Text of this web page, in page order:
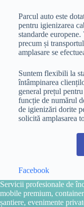
Parcul auto este
pentru igienizarea
standarde
precum și
amplasare se
Suntem flexibili la
întâmpinarea
general prețul
funcție de numărul
de igienizări dorite
solicită amplasarea
Facebook
Servicii profesionale de
mobile premium,
șantiere, evenimente